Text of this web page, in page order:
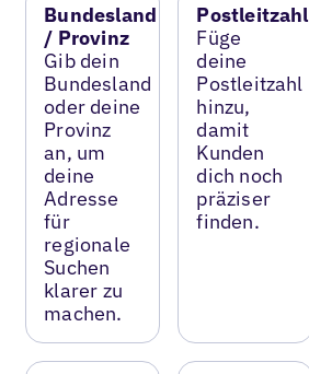
Bundesland
/ Provinz
Gib dein
Bundesland
oder deine
Provinz
an, um
deine
Adresse
für
regionale
Suchen
klarer zu
machen.
Postleitzahl
Füge
deine
Postleitzahl
hinzu,
damit
Kunden
dich noch
präziser
finden.